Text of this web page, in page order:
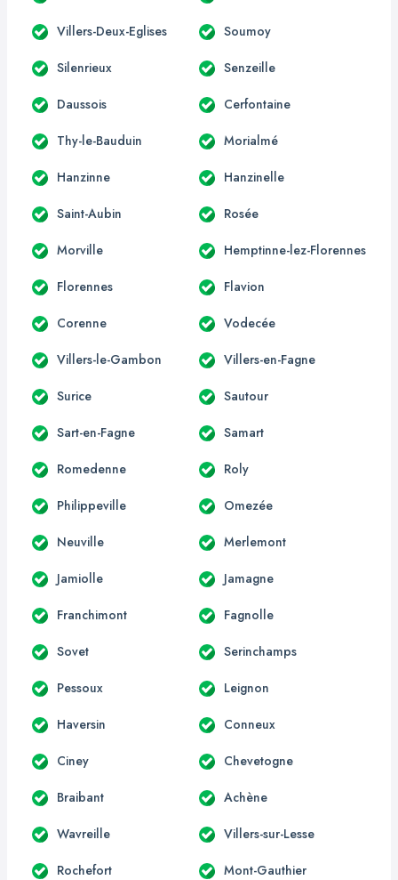
Villers-Deux-Eglises Soumoy
Silenrieux Senzeille
Daussois Cerfontaine
Thy-le-Bauduin Morialmé
Hanzinne Hanzinelle
Saint-Aubin Rosée
Morville Hemptinne-lez-Florennes
Florennes Flavion
Corenne Vodecée
Villers-le-Gambon Villers-en-Fagne
Surice Sautour
Sart-en-Fagne Samart
Romedenne Roly
Philippeville Omezée
Neuville Merlemont
Jamiolle Jamagne
Franchimont Fagnolle
Sovet Serinchamps
Pessoux Leignon
Haversin Conneux
Ciney Chevetogne
Braibant Achène
Wavreille Villers-sur-Lesse
Rochefort Mont-Gauthier